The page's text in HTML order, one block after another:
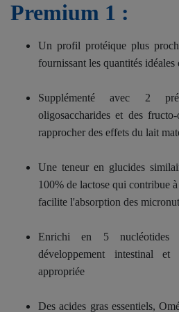
Premium 1 :
Un profil protéique plus
fournissant les quantités idéales
Supplémenté avec 2
oligosaccharides et des
rapprocher des effets du lait
Une teneur en glucides
100% de lactose qui contribue
facilite l'absorption des
Enrichi en 5
développement intestinal
appropriée
Des acides gras essentiels,